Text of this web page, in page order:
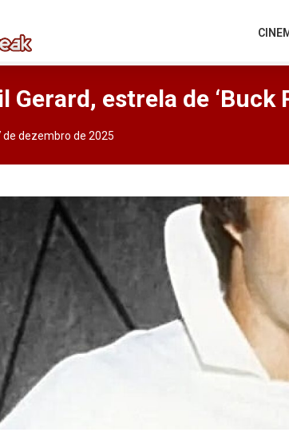
Gerard, estrela de ‘Buck
de dezembro de 2025